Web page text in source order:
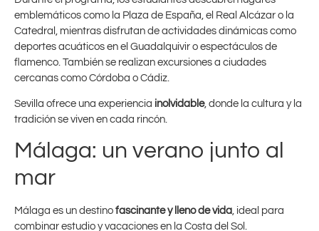
emblemáticos como la Plaza de España, el Real Alcázar o la
Catedral, mientras disfrutan de actividades dinámicas como
deportes acuáticos en el Guadalquivir o espectáculos de
flamenco. También se realizan excursiones a ciudades
cercanas como Córdoba o Cádiz.
Sevilla ofrece una experiencia inolvidable, donde la cultura y la
tradición se viven en cada rincón.
Málaga: un verano junto al
mar
Málaga es un destino fascinante y lleno de vida, ideal para
combinar estudio y vacaciones en la Costa del Sol.